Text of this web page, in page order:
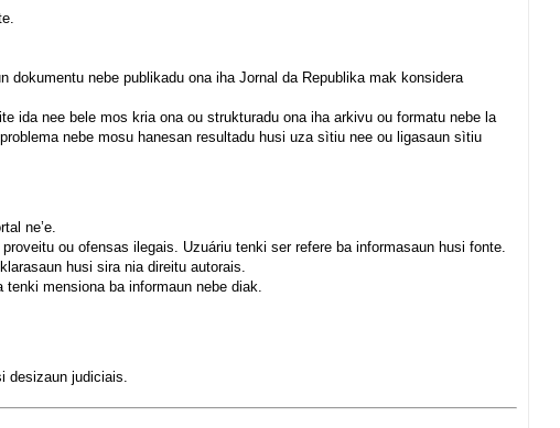
nebe publikadu ona iha Jornal da Republika mak konsidera
ida nee bele mos kria ona ou strukturadu ona iha arkivu ou formatu nebe la
nebe mosu hanesan resultadu husi uza sìtiu nee ou ligasaun sìtiu
ne’e.
ou ofensas ilegais. Uzuáriu tenki ser refere ba informasaun husi fonte.
husi sira nia direitu autorais.
mensiona ba informaun nebe diak.
desizaun judiciais.